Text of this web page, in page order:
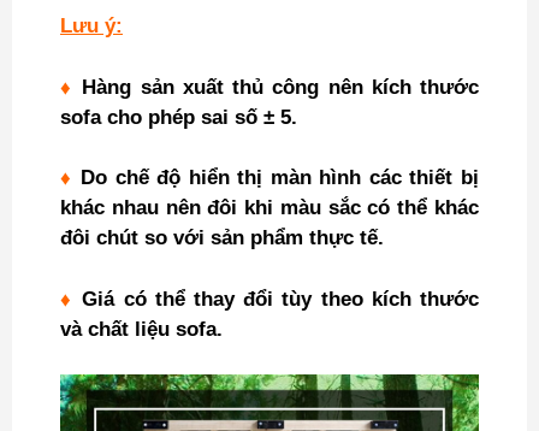
Lưu ý:
♦ Hàng sản xuất thủ công nên kích thước
sofa cho phép sai số ± 5.
♦
Do chế độ hiển thị màn hình các thiết bị
khác nhau nên đôi khi màu sắc có thể khác
đôi chút so với sản phẩm thực tế.
♦ Giá có thể thay đổi tùy theo kích thước
và chất liệu sofa.